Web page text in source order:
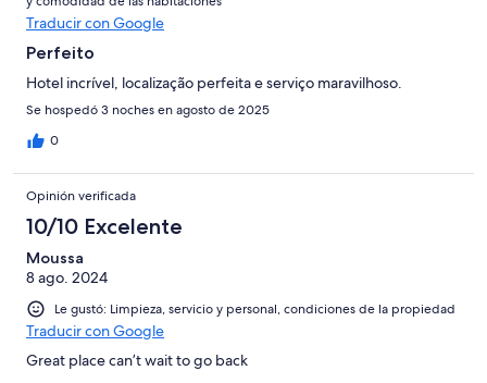
Traducir con Google
Perfeito
Hotel incrível, localização perfeita e serviço maravilhoso.
Se hospedó 3 noches en agosto de 2025
0
Opinión verificada
10/10 Excelente
Moussa
8 ago. 2024
Le gustó: Limpieza, servicio y personal, condiciones de la propiedad
Traducir con Google
Great place can’t wait to go back